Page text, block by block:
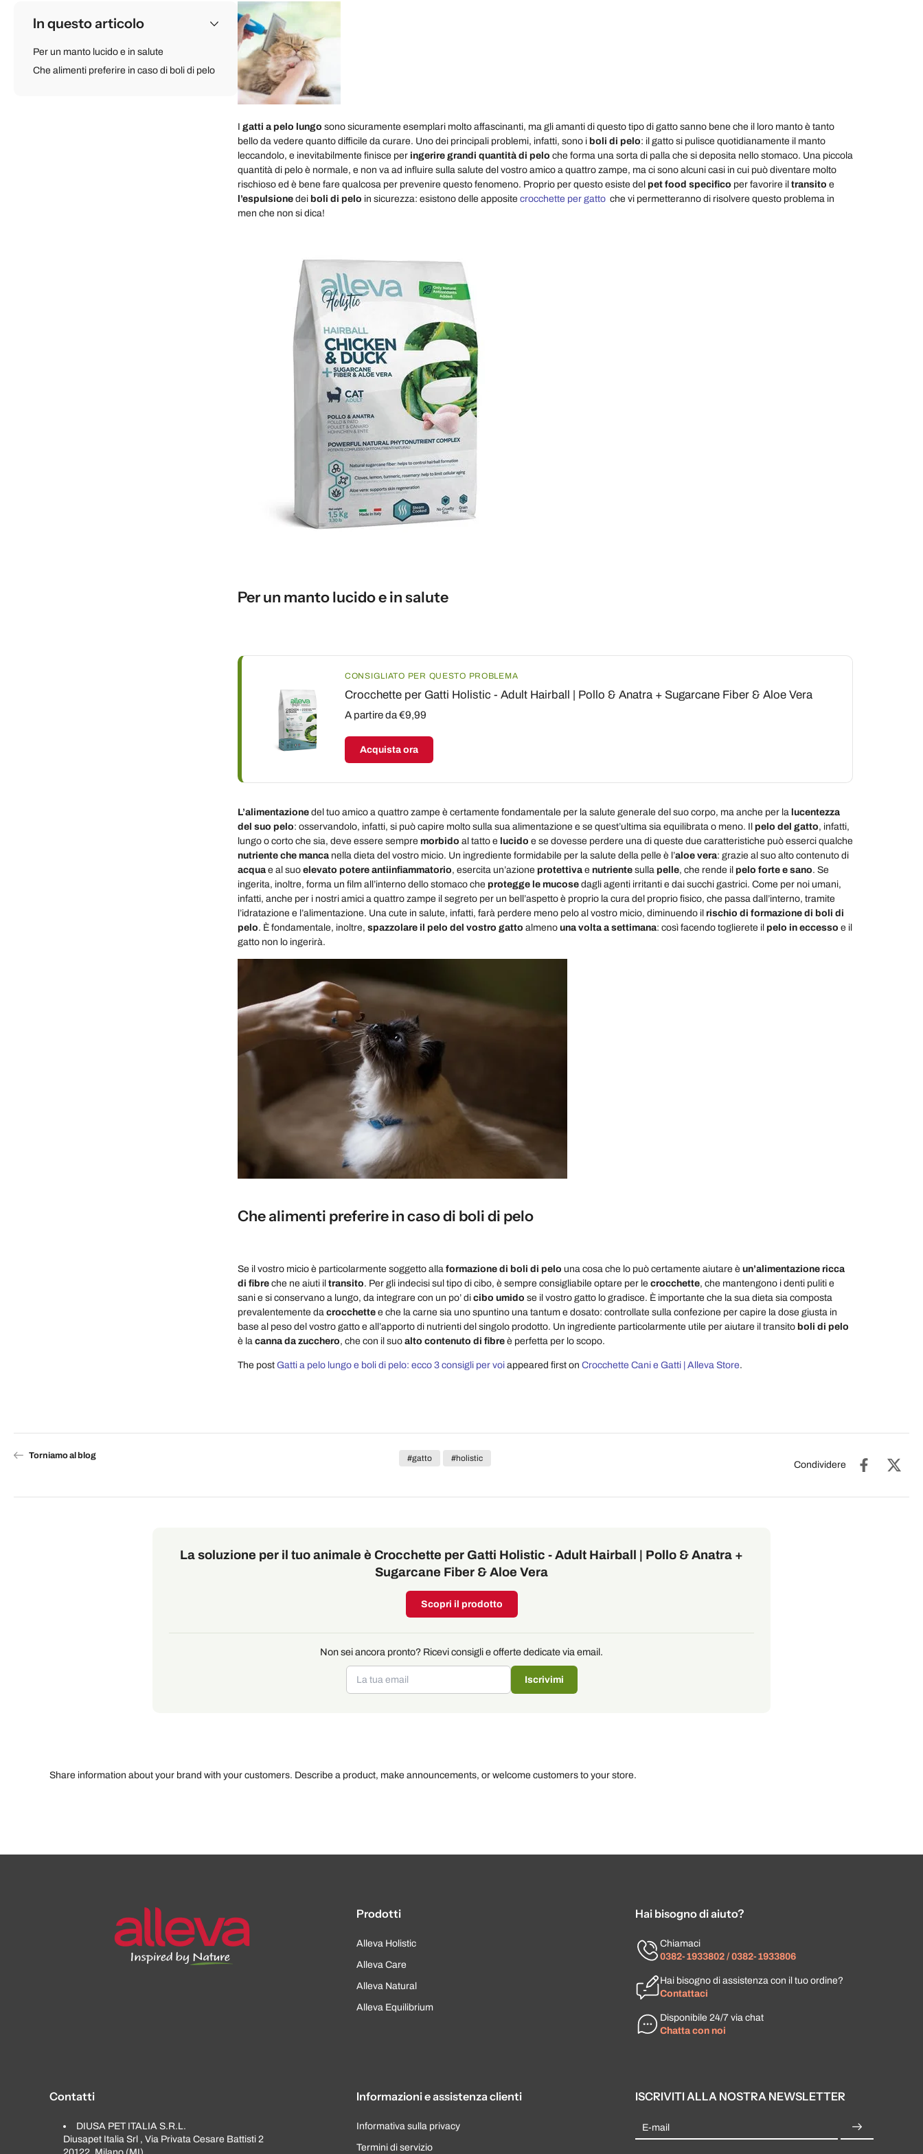
In questo articolo
Per un manto lucido e in salute
Che alimenti preferire in caso di boli di pelo
I gatti a pelo lungo sono sicuramente esemplari molto affascinanti, ma gli amanti di questo tipo di gatto sanno bene che il loro manto è tanto
bello da vedere quanto difficile da curare. Uno dei principali problemi, infatti, sono i boli di pelo: il gatto si pulisce quotidianamente il manto
leccandolo, e inevitabilmente finisce per ingerire grandi quantità di pelo che forma una sorta di palla che si deposita nello stomaco. Una piccola
quantità di pelo è normale, e non va ad influire sulla salute del vostro amico a quattro zampe, ma ci sono alcuni casi in cui può diventare molto
rischioso ed è bene fare qualcosa per prevenire questo fenomeno. Proprio per questo esiste del pet food specifico per favorire il transito e
l’espulsione dei boli di pelo in sicurezza: esistono delle apposite crocchette per gatto che vi permetteranno di risolvere questo problema in
men che non si dica!
Per un manto lucido e in salute
CONSIGLIATO PER QUESTO PROBLEMA
Crocchette per Gatti Holistic - Adult Hairball | Pollo & Anatra + Sugarcane Fiber & Aloe Vera
A partire da €9,99
Acquista ora
L’alimentazione del tuo amico a quattro zampe è certamente fondamentale per la salute generale del suo corpo, ma anche per la lucentezza
del suo pelo: osservandolo, infatti, si può capire molto sulla sua alimentazione e se quest’ultima sia equilibrata o meno. Il pelo del gatto, infatti,
lungo o corto che sia, deve essere sempre morbido al tatto e lucido e se dovesse perdere una di queste due caratteristiche può esserci qualche
nutriente che manca nella dieta del vostro micio. Un ingrediente formidabile per la salute della pelle è l’aloe vera: grazie al suo alto contenuto di
acqua e al suo elevato potere antiinfiammatorio, esercita un’azione protettiva e nutriente sulla pelle, che rende il pelo forte e sano. Se
ingerita, inoltre, forma un film all’interno dello stomaco che protegge le mucose dagli agenti irritanti e dai succhi gastrici. Come per noi umani,
infatti, anche per i nostri amici a quattro zampe il segreto per un bell’aspetto è proprio la cura del proprio fisico, che passa dall’interno, tramite
l’idratazione e l’alimentazione. Una cute in salute, infatti, farà perdere meno pelo al vostro micio, diminuendo il rischio di formazione di boli di
pelo. È fondamentale, inoltre, spazzolare il pelo del vostro gatto almeno una volta a settimana: così facendo toglierete il pelo in eccesso e il
gatto non lo ingerirà.
Che alimenti preferire in caso di boli di pelo
Se il vostro micio è particolarmente soggetto alla formazione di boli di pelo una cosa che lo può certamente aiutare è un’alimentazione ricca
di fibre che ne aiuti il transito. Per gli indecisi sul tipo di cibo, è sempre consigliabile optare per le crocchette, che mantengono i denti puliti e
sani e si conservano a lungo, da integrare con un po’ di cibo umido se il vostro gatto lo gradisce. È importante che la sua dieta sia composta
prevalentemente da crocchette e che la carne sia uno spuntino una tantum e dosato: controllate sulla confezione per capire la dose giusta in
base al peso del vostro gatto e all’apporto di nutrienti del singolo prodotto. Un ingrediente particolarmente utile per aiutare il transito boli di pelo
è la canna da zucchero, che con il suo alto contenuto di fibre è perfetta per lo scopo.
The post Gatti a pelo lungo e boli di pelo: ecco 3 consigli per voi appeared first on Crocchette Cani e Gatti | Alleva Store.
Torniamo al blog #gatto #holistic
Condividere
La soluzione per il tuo animale è Crocchette per Gatti Holistic - Adult Hairball | Pollo & Anatra +
Sugarcane Fiber & Aloe Vera
Scopri il prodotto
Non sei ancora pronto? Ricevi consigli e offerte dedicate via email.
Iscrivimi
Share information about your brand with your customers. Describe a product, make announcements, or welcome customers to your store.
Prodotti
Alleva Holistic
Alleva Care
Alleva Natural
Alleva Equilibrium
Hai bisogno di aiuto?
Chiamaci
0382-1933802 / 0382-1933806
Hai bisogno di assistenza con il tuo ordine?
Contattaci
Disponibile 24/7 via chat
Chatta con noi
Contatti
DIUSA PET ITALIA S.R.L.
Diusapet Italia Srl , Via Privata Cesare Battisti 2
Informazioni e assistenza clienti
Informativa sulla privacy
Termini di servizio
ISCRIVITI ALLA NOSTRA NEWSLETTER
E-mail